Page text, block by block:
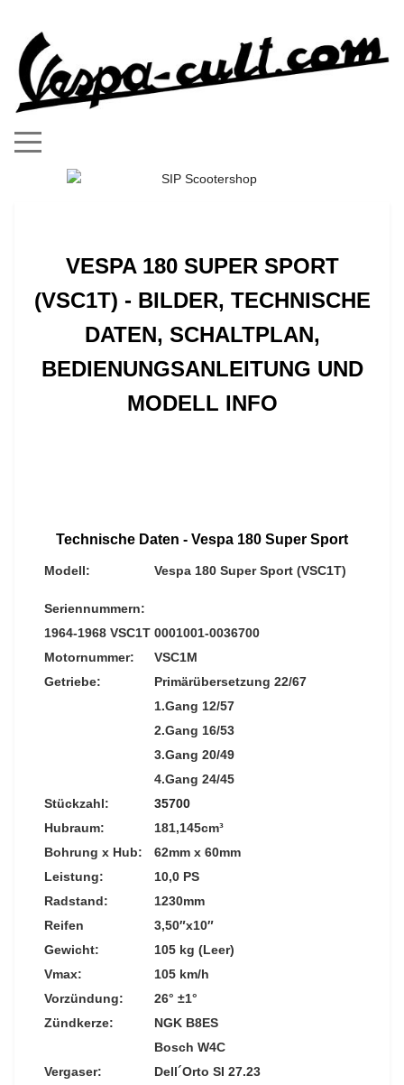
Mobile Menu Toggle
VESPA 180 SUPER SPORT
(VSC1T) - BILDER, TECHNISCHE
DATEN, SCHALTPLAN,
BEDIENUNGSANLEITUNG UND
MODELL INFO
Technische Daten - Vespa 180 Super Sport
Modell: Vespa 180 Super Sport (VSC1T)
Seriennummern:
1964-1968 VSC1T 0001001-0036700
Motornummer:
VSC1M
Getriebe:
Primärübersetzung 22/67
1.Gang 12/57
2.Gang 16/53
3.Gang 20/49
4.Gang 24/45
Stückzahl:
35700
Hubraum:
181,145cm³
Bohrung x Hub:
62mm x 60mm
Leistung:
10,0 PS
Radstand:
1230mm
Reifen
3,50″x10″
Gewicht:
105 kg (Leer)
Vmax:
105 km/h
Vorzündung:
26° ±1°
Zündkerze:
NGK B8ES
Bosch W4C
Vergaser:
Dell´Orto SI 27.23